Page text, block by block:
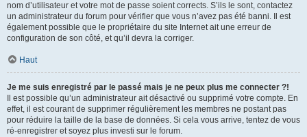
nom d’utilisateur et votre mot de passe soient corrects. S’ils le sont, contactez
un administrateur du forum pour vérifier que vous n’avez pas été banni. Il est
également possible que le propriétaire du site Internet ait une erreur de
configuration de son côté, et qu’il devra la corriger.
Haut
Je me suis enregistré par le passé mais je ne peux plus me connecter ?!
Il est possible qu’un administrateur ait désactivé ou supprimé votre compte. En
effet, il est courant de supprimer régulièrement les membres ne postant pas
pour réduire la taille de la base de données. Si cela vous arrive, tentez de vous
ré-enregistrer et soyez plus investi sur le forum.